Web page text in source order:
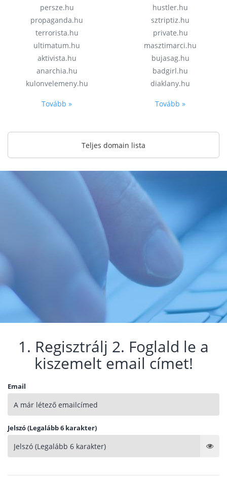
persze.hu
propaganda.hu
terrorista.hu
ultimatum.hu
aktivista.hu
anarchia.hu
kulonvelemeny.hu
Tovább »
hustler.hu
sztriptiz.hu
private.hu
masztimarci.hu
bujasag.hu
badgirl.hu
diaklany.hu
Tovább »
Teljes domain lista
1. Regisztrálj 2. Foglald le a
kiszemelt email címet!
Email
Jelszó (Legalább 6 karakter)